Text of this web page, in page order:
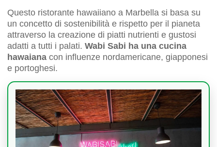
Questo ristorante hawaiiano a Marbella si basa su
un concetto di sostenibilità e rispetto per il pianeta
attraverso la creazione di piatti nutrienti e gustosi
adatti a tutti i palati. Wabi Sabi ha una cucina
hawaiana con influenze nordamericane, giapponesi
e portoghesi.